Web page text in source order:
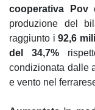
cooperativa Pov
produzione del
raggiunto i 92,6
del 34,7%
condizionata dalle
e vento nel